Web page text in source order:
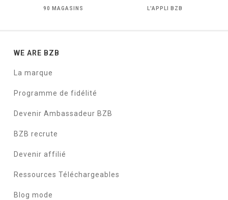
90 MAGASINS L'APPLI BZB
WE ARE BZB
La marque
Programme de fidélité
Devenir Ambassadeur BZB
BZB recrute
Devenir affilié
Ressources Téléchargeables
Blog mode